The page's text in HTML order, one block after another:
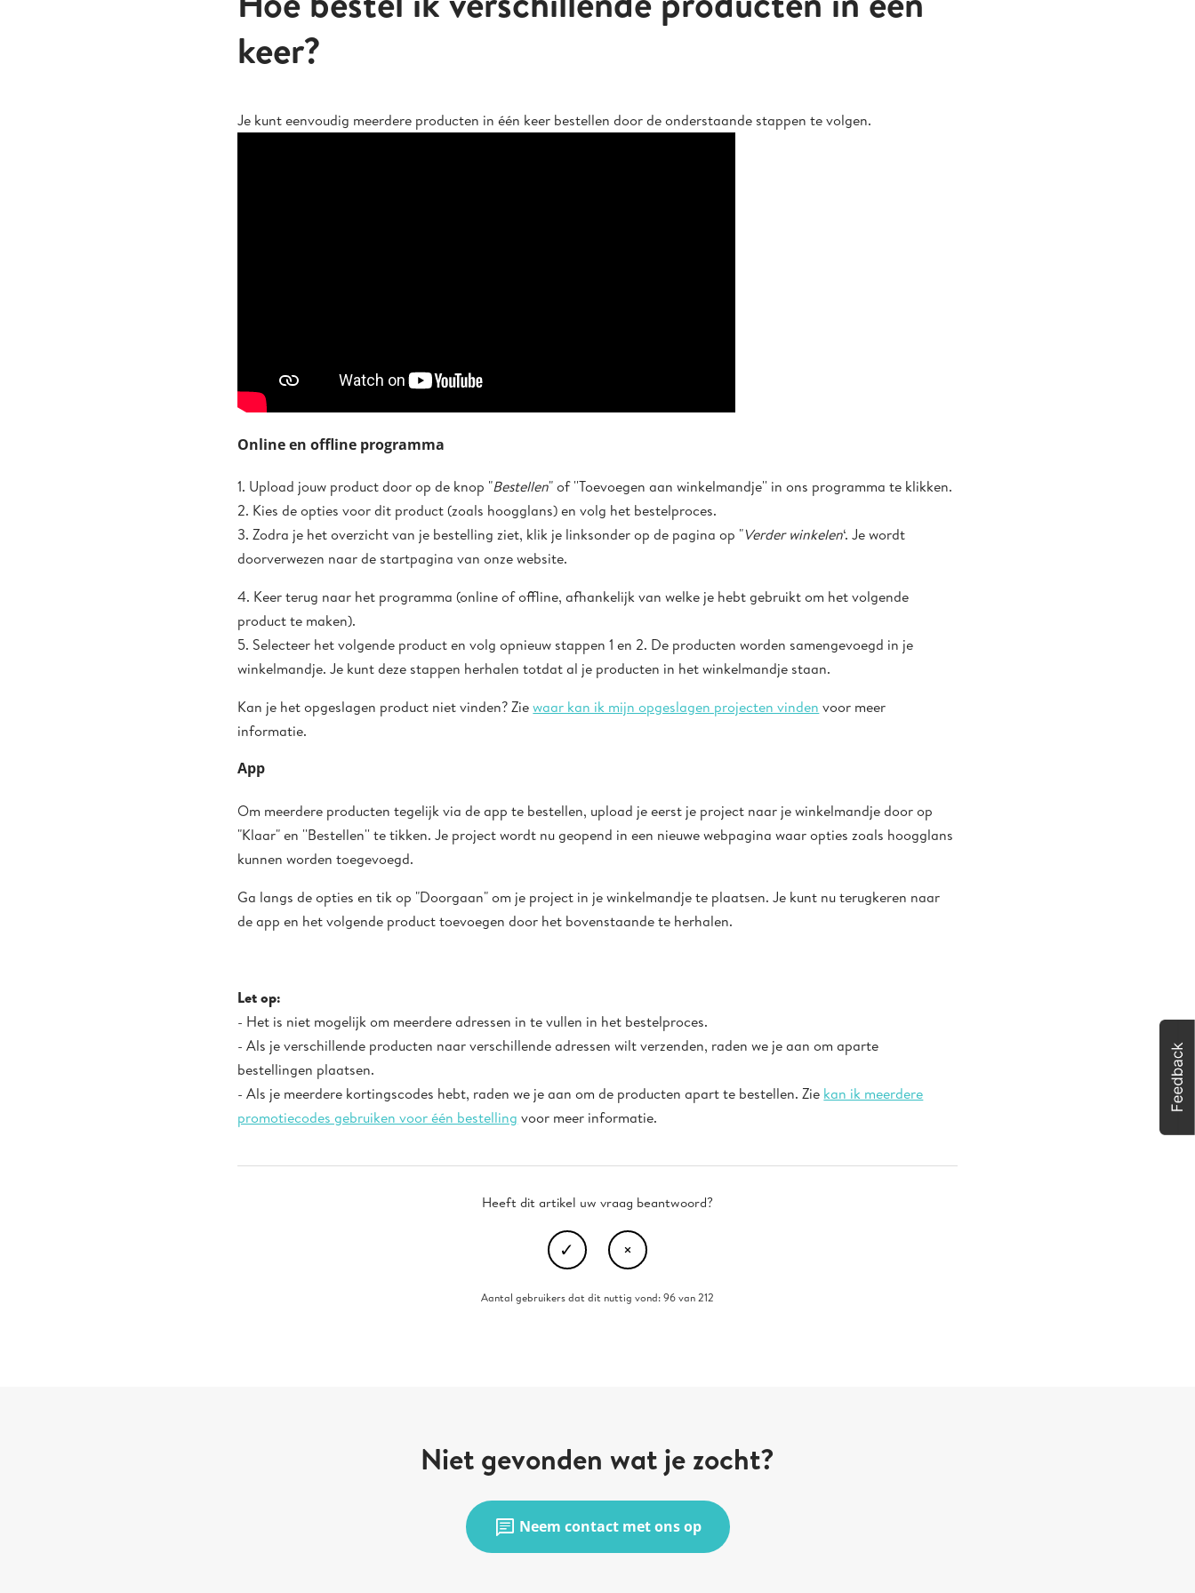
keer?
Je kunt eenvoudig meerdere producten in één keer bestellen door de onderstaande stappen te volgen.
Online en offline programma
1. Upload jouw product door op de knop "Bestellen" of ''Toevoegen aan winkelmandje'' in ons programma te klikken.
2. Kies de opties voor dit product (zoals hoogglans) en volg het bestelproces.
3. Zodra je het overzicht van je bestelling ziet, klik je linksonder op de pagina op "Verder winkelen‘. Je wordt
doorverwezen naar de startpagina van onze website.
4. Keer terug naar het programma (online of offline, afhankelijk van welke je hebt gebruikt om het volgende
product te maken).
5. Selecteer het volgende product en volg opnieuw stappen 1 en 2. De producten worden samengevoegd in je
winkelmandje. Je kunt deze stappen herhalen totdat al je producten in het winkelmandje staan.
Kan je het opgeslagen product niet vinden? Ziewaar kan ik mijn opgeslagen projecten vinden voor meer
informatie.
App
Om meerdere producten tegelijk via de app te bestellen, upload je eerst je project naar je winkelmandje door op
"Klaar" en ''Bestellen'' te tikken. Je project wordt nu geopend in een nieuwe webpagina waar opties zoals hoogglans
kunnen worden toegevoegd.
Ga langs de opties en tik op "Doorgaan" om je project in je winkelmandje te plaatsen. Je kunt nu terugkeren naar
de app en het volgende product toevoegen door het bovenstaande te herhalen.
Let op:
- Het is niet mogelijk om meerdere adressen in te vullen in het bestelproces.
- Als je verschillende producten naar verschillende adressen wilt verzenden, raden we je aan om aparte
bestellingen plaatsen.
- Als je meerdere kortingscodes hebt, raden we je aan om de producten apart te bestellen. Zie kan ik meerdere
promotiecodes gebruiken voor één bestelling voor meer informatie.
Heeft dit artikel uw vraag beantwoord?
Aantal gebruikers dat dit nuttig vond: 96 van 212
Niet gevonden wat je zocht?
chat Neem contact met ons op